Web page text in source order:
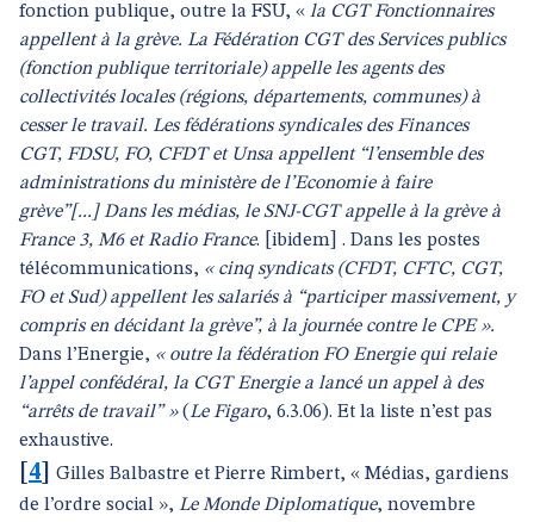
fonction publique, outre la FSU, « la CGT Fonctionnaires
appellent à la grève. La Fédération CGT des Services publics
(fonction publique territoriale) appelle les agents des
collectivités locales (régions, départements, communes) à
cesser le travail. Les fédérations syndicales des Finances
CGT, FDSU, FO, CFDT et Unsa appellent “l’ensemble des
administrations du ministère de l’Economie à faire
grève”[...] Dans les médias, le SNJ-CGT appelle à la grève à
France 3, M6 et Radio France. [ibidem] . Dans les postes
télécommunications, « cinq syndicats (CFDT, CFTC, CGT,
FO et Sud) appellent les salariés à “participer massivement, y
compris en décidant la grève”, à la journée contre le CPE ».
Dans l’Energie, « outre la fédération FO Energie qui relaie
l’appel confédéral, la CGT Energie a lancé un appel à des
“arrêts de travail” »(Le Figaro, 6.3.06). Et la liste n’est pas
exhaustive.
4
Gilles Balbastre et Pierre Rimbert, « Médias, gardiens
de l’ordre social », Le Monde Diplomatique, novembre